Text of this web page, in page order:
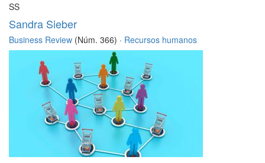
SS
Sandra Sieber
Business Review (Núm. 366) · Recursos humanos